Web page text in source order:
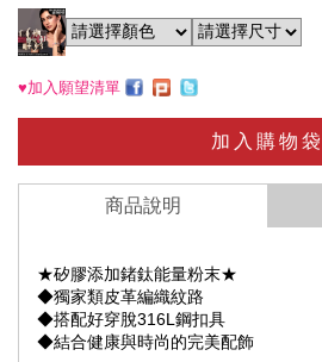
♥加入願望清單
加入購物袋
商品說明
★矽膠添加鍺鈦能量粉末★
◆獨家類皮革編織紋路
◆搭配好穿脫316L鋼扣具
◆結合健康與時尚的完美配飾